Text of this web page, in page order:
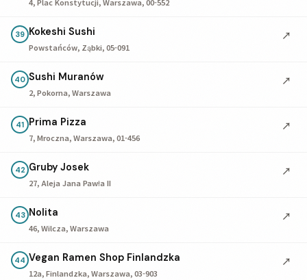
39 Kokeshi Sushi
Powstańców, Ząbki, 05-091
↗
40 Sushi Muranów
2, Pokorna, Warszawa
↗
41 Prima Pizza
7, Mroczna, Warszawa, 01-456
↗
42 Gruby Josek
27, Aleja Jana Pawła II
↗
43 Nolita
46, Wilcza, Warszawa
↗
44 Vegan Ramen Shop Finlandzka
12a, Finlandzka, Warszawa, 03-903
↗